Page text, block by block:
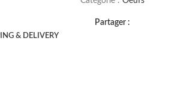
Partager :
& DELIVERY